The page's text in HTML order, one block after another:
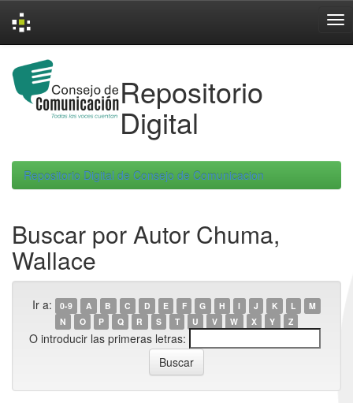
navigation
Repositorio
Digital
Repositorio Digital de Consejo de Comunicacion
Buscar por Autor Chuma,
Wallace
Ir a: 0-9 A B C D E F G H I J K L
M
N
O P Q R S T U V W X Y Z
O introducir las primeras letras: